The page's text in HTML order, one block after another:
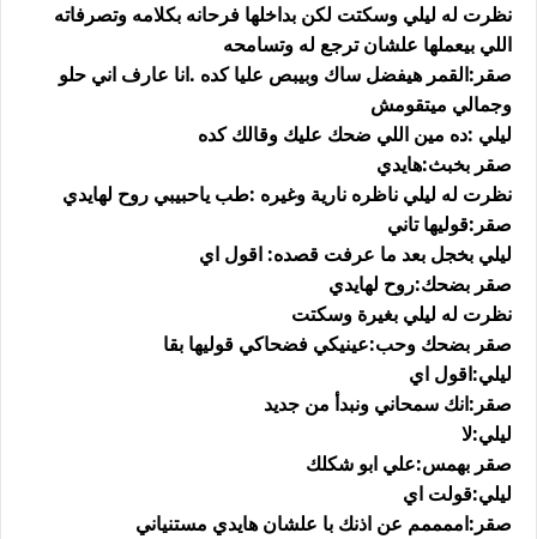
نظرت له ليلي وسكتت لكن بداخلها فرحانه بكلامه وتصرفاته
اللي بيعملها علشان ترجع له وتسامحه
صقر:القمر هيفضل ساك وبيبص عليا كده .انا عارف اني حلو
وجمالي ميتقومش
ليلي :ده مين اللي ضحك عليك وقالك كده
صقر بخبث:هايدي
نظرت له ليلي ناظره نارية وغيره :طب ياحبيبي روح لهايدي
صقر:قوليها تاني
ليلي بخجل بعد ما عرفت قصده: اقول اي
صقر بضحك:روح لهايدي
نظرت له ليلي بغيرة وسكتت
صقر بضحك وحب:عينيكي فضحاكي قوليها بقا
ليلي:اقول اي
صقر:انك سمحاني ونبدأ من جديد
ليلي:لا
صقر بهمس:علي ابو شكلك
ليلي:قولت اي
صقر:اممممم عن اذنك با علشان هايدي مستنياني